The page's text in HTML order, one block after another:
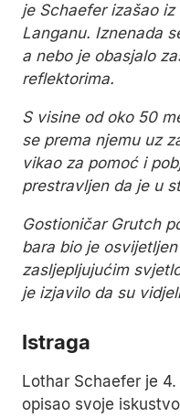
je Schaefer izašao
Langanu. Iznenada
a nebo je obasjalo
reflektorima.
S visine od oko 50
se prema njemu uz
vikao za pomoć i
prestravljen da je u
Gostioničar Grutch
bara bio je
zasljepljujućim
je izjavilo da su
Istraga
Lothar Schaefer je
opisao svoje